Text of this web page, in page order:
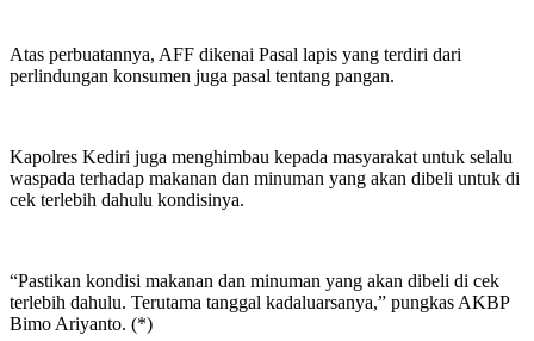
Atas perbuatannya, AFF dikenai Pasal lapis yang terdiri dari
perlindungan konsumen juga pasal tentang pangan.
Kapolres Kediri juga menghimbau kepada masyarakat untuk selalu
waspada terhadap makanan dan minuman yang akan dibeli untuk di
cek terlebih dahulu kondisinya.
“Pastikan kondisi makanan dan minuman yang akan dibeli di cek
terlebih dahulu. Terutama tanggal kadaluarsanya,” pungkas AKBP
Bimo Ariyanto. (*)